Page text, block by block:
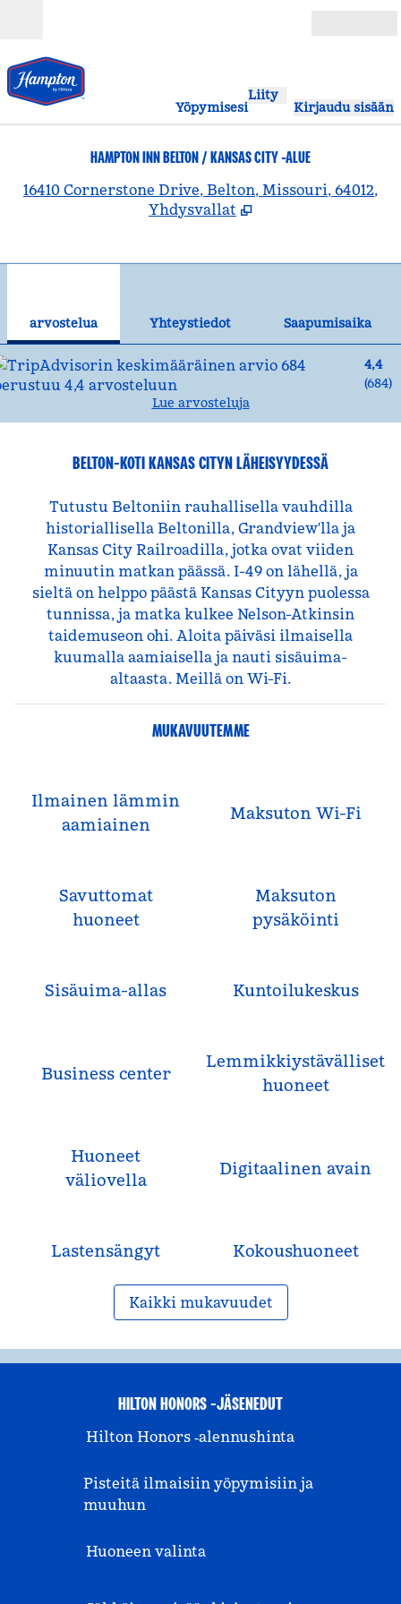
Yöpymisesi
Liity
Kirjaudu sisään
HAMPTON INN BELTON / KANSAS CITY -ALUE
16410 Cornerstone Drive, Belton, Missouri, 64012,
Yhdysvallat
arvostelua Yhteystiedot
Saapumisaika
4,4
(684)
Lue arvosteluja
BELTON-KOTI KANSAS CITYN LÄHEISYYDESSÄ
Tutustu Beltoniin rauhallisella vauhdilla
historiallisella Beltonilla, Grandview'lla ja
Kansas City Railroadilla, jotka ovat viiden
minuutin matkan päässä. I-49 on lähellä, ja
sieltä on helppo päästä Kansas Cityyn puolessa
tunnissa, ja matka kulkee Nelson-Atkinsin
taidemuseon ohi. Aloita päiväsi ilmaisella
kuumalla aamiaisella ja nauti sisäuima-
altaasta. Meillä on Wi-Fi.
MUKAVUUTEMME
Ilmainen lämmin
aamiainen
Maksuton Wi-Fi
Savuttomat
huoneet
Maksuton
pysäköinti
Sisäuima-allas Kuntoilukeskus
Business center
Lemmikkiystävälliset
huoneet
Huoneet
väliovella
Digitaalinen avain
Lastensängyt Kokous­huoneet
Kaikki mukavuudet
HILTON HONORS -JÄSENEDUT
Hilton Honors ‑alennushinta
Pisteitä ilmaisiin yöpymisiin ja
muuhun
Huoneen valinta